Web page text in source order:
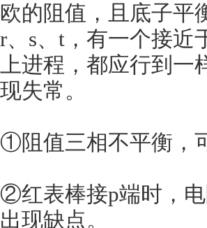
欧的阻值，且底子平
r、s、t，有一个接近
上进程，都应行到一
现失常。
①阻值三相不平衡，
②红表棒接p端时，
出现缺点。